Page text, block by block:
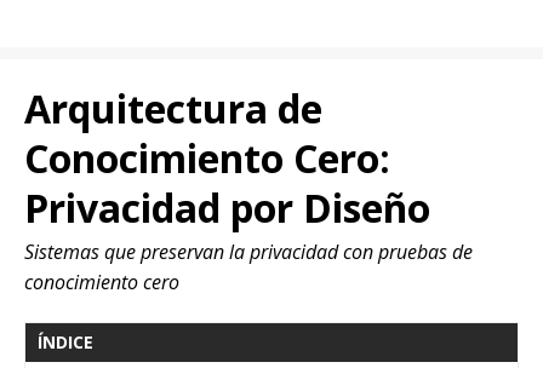
Arquitectura de
Conocimiento Cero:
Privacidad por Diseño
Sistemas que preservan la privacidad con pruebas de
conocimiento cero
ÍNDICE